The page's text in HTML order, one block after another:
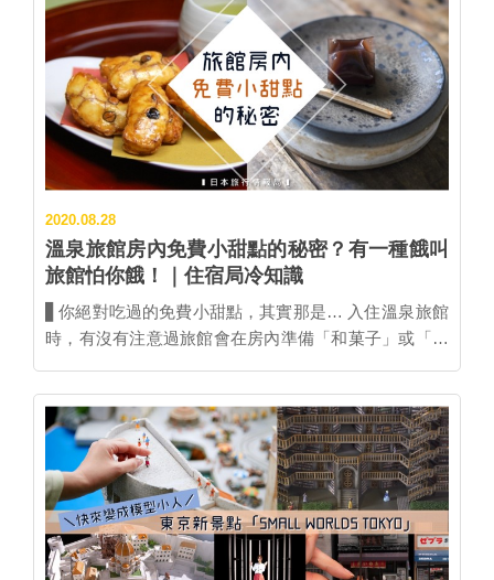
賣機內！ 據說這項習慣起源於戰後的昭和30年代（約
1955年），當時住家裡沒有浴室的家庭占多數，因而發
展出去住家附近澡堂洗澡的「錢湯文化」，牛奶販售商
看準這個商機，便在錢湯裡設置在當時也不普及的昂貴
家電「冰箱」，販售最新鮮的牛奶。 受到： ①家裡沒有
冰箱平常較難喝到 ②牛奶營養價值豐富 ③剛從溫泉出來
想喝冰的 ④看到隔壁家的老奶奶在喝，自己也好想喝！
來這個習慣漸漸擴散到全國，現在溫泉旅館內幾乎都能
找到自動販賣機，還有機會喝到當地出產的牛奶呢！
▲「高千穗牧場」的乳製品在九州地區相當出名。 到訪
九洲地區的溫泉飯店時就有機會碰到旗下商品。 雖然這
個「習慣」是牛奶販售商讓大家養成的，但其實對於
後喝牛奶這件事，OK派？NG派？｜住宿局冷知識 ▋更
多日本住宿情報、住宿冷知識、日文小教室都在：日本
住宿情報局 …
2020.08.28
溫泉旅館房內免費小甜點的秘密？有一種餓叫
旅館怕你餓！｜住宿局冷知識
▋你絕對吃過的免費小甜點，其實那是… 入住溫泉旅館
時，有沒有注意過旅館會在房內準備「和菓子」或「饅
大有用處！ ▲免費小甜點通常會放在桌上，能搭配綠茶
一起享用。(Credit：IORIさん) 由於住客大多帶著疲憊
回到旅館，為了避免在外遊玩一整天、空腹狀態下直接
泡溫泉而導致不舒服或貧血等事故發生，旅館們才會在
房內準備這份甜點，讓大家能先攝取糖分補充一下體
力。 ▲每間旅館所準備的點心都不相同，也是品味日本
之旅的樂趣。(Credit：cheetahさん) ▲櫻桃大福曾在長
崎雲仙溫泉區的溫泉旅館「福田屋」吃過白咖啡布丁。